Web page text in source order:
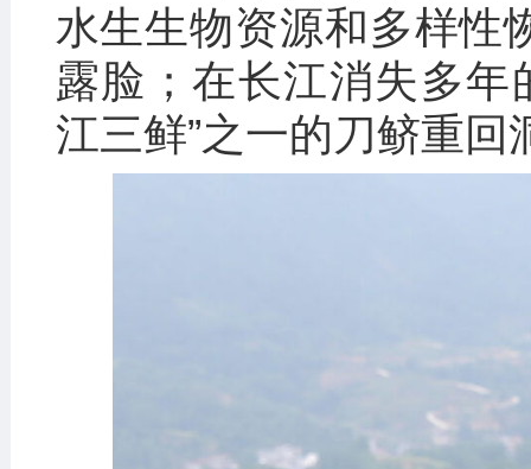
水生生物资源和多样性
露脸；在长江消失多年
江三鲜”之一的刀鲚重